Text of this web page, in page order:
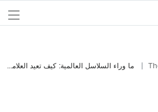
ما وراء السلاسل العالمية: كيف تعيد العلامات التجارية المحلية للأغذية والمشروبات تشكيل سوق التجزئة في دبي